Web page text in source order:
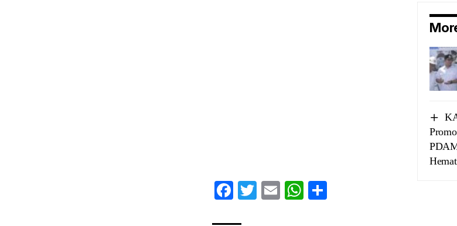
Facebook
Twitter
EmailWhatsApp